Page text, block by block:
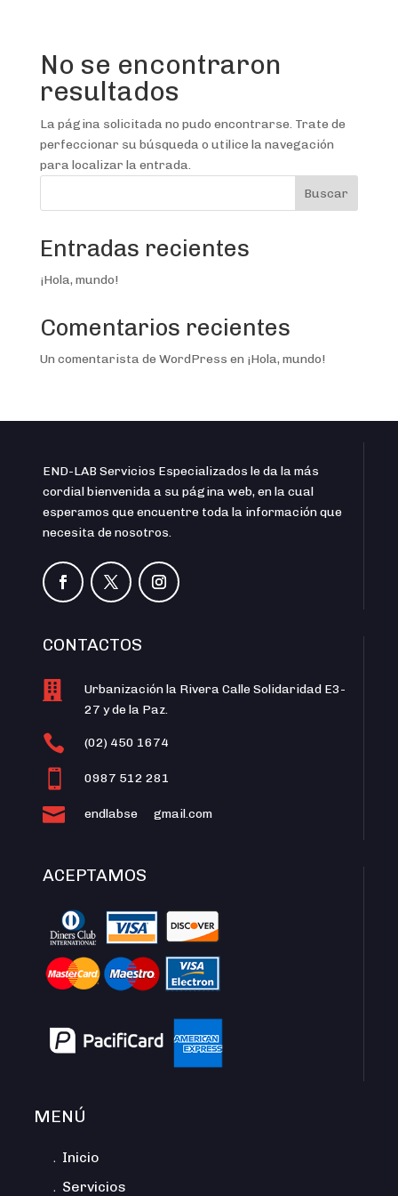
No se encontraron
resultados
La página solicitada no pudo encontrarse. Trate de
perfeccionar su búsqueda o utilice la navegación
para localizar la entrada.
Buscar
Entradas recientes
¡Hola, mundo!
Comentarios recientes
Un comentarista de WordPress en ¡Hola, mundo!
END-LAB Servicios Especializados le da la más
cordial bienvenida a su página web, en la cual
esperamos que encuentre toda la información que
necesita de nosotros.
CONTACTOS

Urbanización la Rivera Calle Solidaridad E3-
27 y de la Paz.
 (02) 450 1674
 0987 512 281
 endlabse gmail.com
ACEPTAMOS
MENÚ
﹒Inicio
﹒Servicios